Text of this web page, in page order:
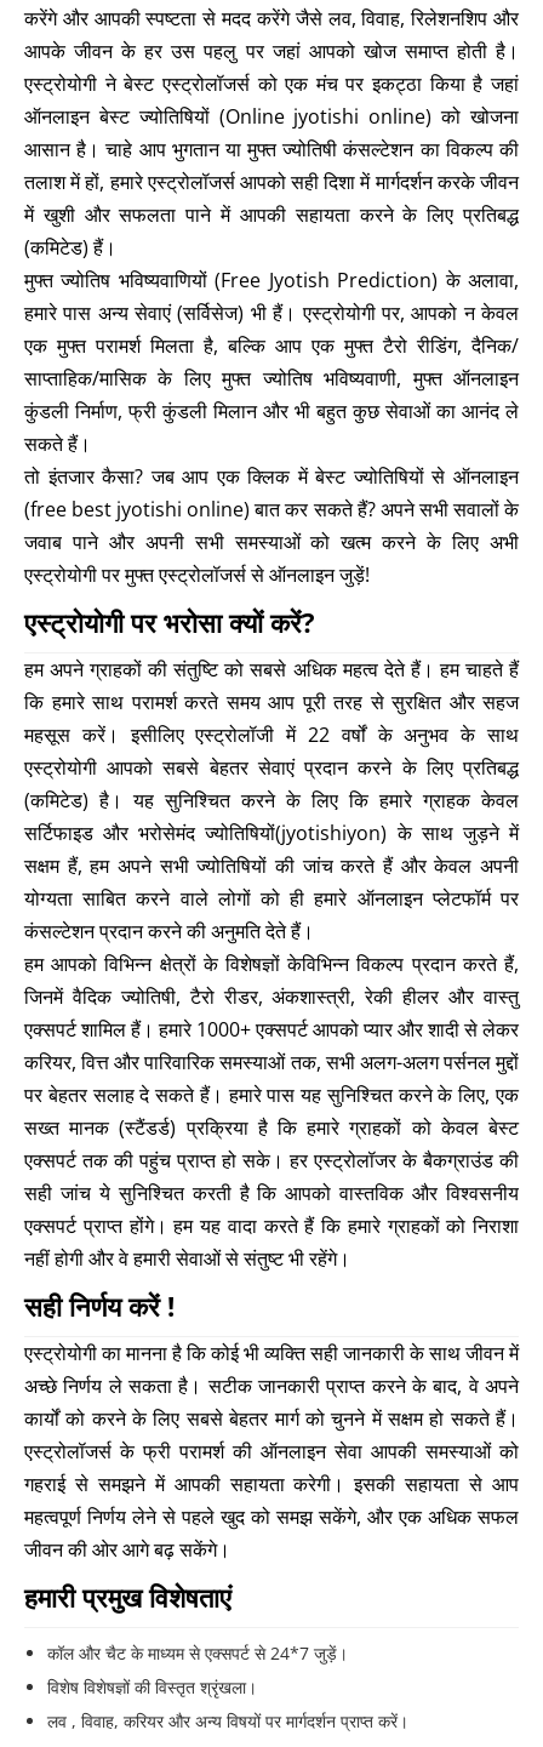
करेंगे और आपकी स्पष्टता से मदद करेंगे जैसे लव, विवाह, रिलेशनशिप और
आपके जीवन के हर उस पहलु पर जहां आपको खोज समाप्त होती है।
एस्ट्रोयोगी ने बेस्ट एस्ट्रोलॉजर्स को एक मंच पर इकट्ठा किया है जहां
ऑनलाइन बेस्ट ज्योतिषियों (Online jyotishi online) को खोजना
आसान है। चाहे आप भुगतान या मुफ्त ज्योतिषी कंसल्टेशन का विकल्प की
तलाश में हों, हमारे एस्ट्रोलॉजर्स आपको सही दिशा में मार्गदर्शन करके जीवन
में खुशी और सफलता पाने में आपकी सहायता करने के लिए प्रतिबद्ध
(कमिटेड) हैं।
मुफ्त ज्योतिष भविष्यवाणियों (Free Jyotish Prediction) के अलावा,
हमारे पास अन्य सेवाएं (सर्विसेज) भी हैं। एस्ट्रोयोगी पर, आपको न केवल
एक मुफ्त परामर्श मिलता है, बल्कि आप एक मुफ्त टैरो रीडिंग, दैनिक/
साप्ताहिक/मासिक के लिए मुफ्त ज्योतिष भविष्यवाणी, मुफ्त ऑनलाइन
कुंडली निर्माण, फ्री कुंडली मिलान और भी बहुत कुछ सेवाओं का आनंद ले
सकते हैं।
तो इंतजार कैसा? जब आप एक क्लिक में बेस्ट ज्योतिषियों से ऑनलाइन
(free best jyotishi online) बात कर सकते हैं? अपने सभी सवालों के
जवाब पाने और अपनी सभी समस्याओं को खत्म करने के लिए अभी
एस्ट्रोयोगी पर मुफ्त एस्ट्रोलॉजर्स से ऑनलाइन जुड़ें!
एस्ट्रोयोगी पर भरोसा क्यों करें?
हम अपने ग्राहकों की संतुष्टि को सबसे अधिक महत्व देते हैं। हम चाहते हैं
कि हमारे साथ परामर्श करते समय आप पूरी तरह से सुरक्षित और सहज
महसूस करें। इसीलिए एस्ट्रोलॉजी में 22 वर्षों के अनुभव के साथ
एस्ट्रोयोगी आपको सबसे बेहतर सेवाएं प्रदान करने के लिए प्रतिबद्ध
(कमिटेड) है। यह सुनिश्चित करने के लिए कि हमारे ग्राहक केवल
सर्टिफाइड और भरोसेमंद ज्योतिषियों(jyotishiyon) के साथ जुड़ने में
सक्षम हैं, हम अपने सभी ज्योतिषियों की जांच करते हैं और केवल अपनी
योग्यता साबित करने वाले लोगों को ही हमारे ऑनलाइन प्लेटफॉर्म पर
कंसल्टेशन प्रदान करने की अनुमति देते हैं।
हम आपको विभिन्न क्षेत्रों के विशेषज्ञों केविभिन्न विकल्प प्रदान करते हैं,
जिनमें वैदिक ज्योतिषी, टैरो रीडर, अंकशास्त्री, रेकी हीलर और वास्तु
एक्सपर्ट शामिल हैं। हमारे 1000+ एक्सपर्ट आपको प्यार और शादी से लेकर
करियर, वित्त और पारिवारिक समस्याओं तक, सभी अलग-अलग पर्सनल मुद्दों
पर बेहतर सलाह दे सकते हैं। हमारे पास यह सुनिश्चित करने के लिए, एक
सख्त मानक (स्टैंडर्ड) प्रक्रिया है कि हमारे ग्राहकों को केवल बेस्ट
एक्सपर्ट तक की पहुंच प्राप्त हो सके। हर एस्ट्रोलॉजर के बैकग्राउंड की
सही जांच ये सुनिश्चित करती है कि आपको वास्तविक और विश्वसनीय
एक्सपर्ट प्राप्त होंगे। हम यह वादा करते हैं कि हमारे ग्राहकों को निराशा
नहीं होगी और वे हमारी सेवाओं से संतुष्ट भी रहेंगे।
सही निर्णय करें !
एस्ट्रोयोगी का मानना ​​है कि कोई भी व्यक्ति सही जानकारी के साथ जीवन में
अच्छे निर्णय ले सकता है। सटीक जानकारी प्राप्त करने के बाद, वे अपने
कार्यों को करने के लिए सबसे बेहतर मार्ग को चुनने में सक्षम हो सकते हैं।
एस्ट्रोलॉजर्स के फ्री परामर्श की ऑनलाइन सेवा आपकी समस्याओं को
गहराई से समझने में आपकी सहायता करेगी। इसकी सहायता से आप
महत्वपूर्ण निर्णय लेने से पहले खुद को समझ सकेंगे, और एक अधिक सफल
जीवन की ओर आगे बढ़ सकेंगे।
हमारी प्रमुख विशेषताएं
कॉल और चैट के माध्यम से एक्सपर्ट से 24*7 जुड़ें।
विशेष विशेषज्ञों की विस्तृत श्रृंखला।
लव , विवाह, करियर और अन्य विषयों पर मार्गदर्शन प्राप्त करें।